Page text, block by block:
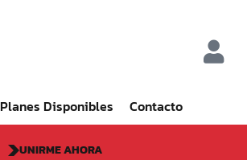
Planes Disponibles Contacto
UNIRME AHORA